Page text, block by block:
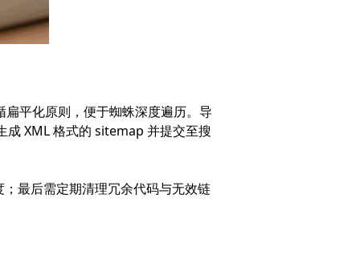
平化原则，便于蜘蛛深度遍历。导
成 XML 格式的 sitemap 并提交至搜
最后需定期清理冗余代码与无效链